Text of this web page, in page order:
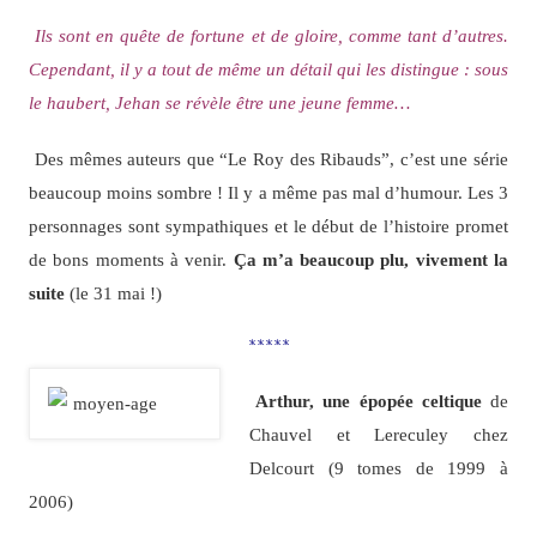
Ils sont en quête de fortune et de gloire, comme tant d’autres.
Cependant, il y a tout de même un détail qui les distingue : sous
le haubert, Jehan se révèle être une jeune femme…
Des mêmes auteurs que “Le Roy des Ribauds”, c’est une série
beaucoup moins sombre ! Il y a même pas mal d’humour. Les 3
personnages sont sympathiques et le début de l’histoire promet
de bons moments à venir. Ça m’a beaucoup plu, vivement la
suite (le 31 mai !)
*****
Arthur, une épopée celtiquede
Chauvel et Lereculey chez
Delcourt (9 tomes de 1999 à
2006)